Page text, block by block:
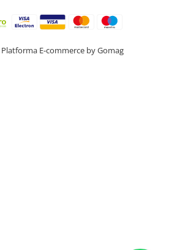
Platforma E-commerce by Gomag